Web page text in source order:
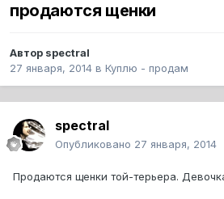
продаются щенки
Автор spectral
27 января, 2014 в Куплю - продам
spectral
Опубликовано 27 января, 2014
Продаются щенки той-терьера.